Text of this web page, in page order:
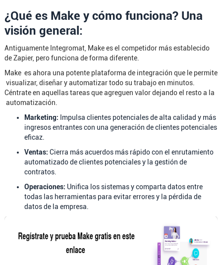
¿Qué es Make y cómo funciona? Una
visión general:
Antiguamente Integromat, Make es el competidor más establecido
de Zapier, pero funciona de forma diferente.
Make es ahora una potente plataforma de integración que le permite
visualizar, diseñar y automatizar todo su trabajo en minutos.
Céntrate en aquellas tareas que agreguen valor dejando el resto a la
automatización.
Marketing: Impulsa clientes potenciales de alta calidad y más
ingresos entrantes con una generación de clientes potenciales
eficaz.
Ventas: Cierra más acuerdos más rápido con el enrutamiento
automatizado de clientes potenciales y la gestión de
contratos.
Operaciones: Unifica los sistemas y comparta datos entre
todas las herramientas para evitar errores y la pérdida de
datos de la empresa.